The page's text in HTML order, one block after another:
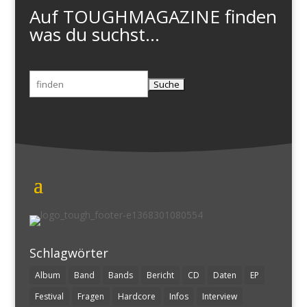
Auf TOUGHMAGAZINE finden
was du suchst...
Suchen
nach:
Schlagwörter
Album Band Bands Bericht CD Daten
EP
Festival
Fragen Hardcore Infos Interview